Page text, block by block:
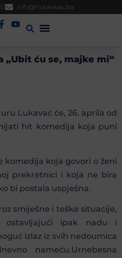
info@rtvlukavac.ba
„Ubit ću se, majke mi“
Lukavac će, 26. aprila od
hit komedija koja puni
komedija koja govori o ženi
prekretnici i koja ne bira
bi postala uspješna.
smiješne i teške situacije,
ipak nadu i
izlaz iz svih nedoumica
nameću.Urnebesna